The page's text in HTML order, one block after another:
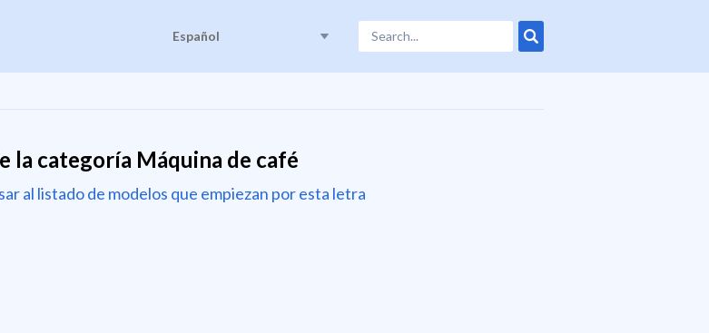
Español
la categoría Máquina de café
al listado de modelos que empiezan por esta letra